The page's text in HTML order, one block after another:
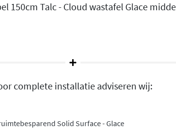
of je de
het aantal
De
in dezelfde
en heeft
150cm Talc - Cloud wastafel Glace
complete installatie adviseren wij:
Solid Surface - Glace